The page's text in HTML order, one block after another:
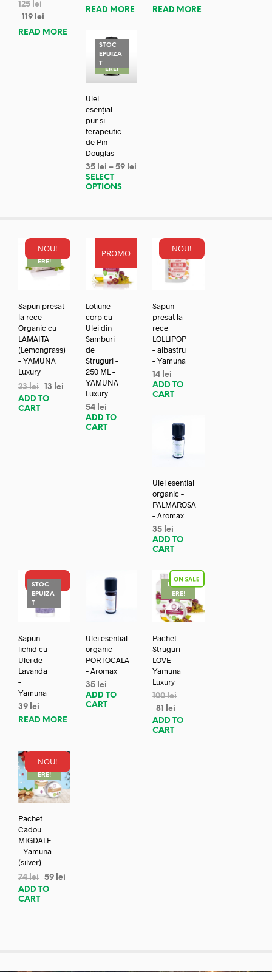
125lei
119 lei
READ MORE
READ MORE
READ MORE
STOC
EPUIZA
TREDUC
ERE!
Ulei
esențial
pur și
terapeutic
de Pin
Douglas
35 lei – 59 lei
SELECT
OPTIONS
NOU!
REDUC
ERE!
Sapun presat
la rece
Organic cu
LAMAITA
(Lemongrass)
– YAMUNA
Luxury
23lei 13
lei
ADD TO
CART
PROMO
Lotiune
corp cu
Ulei din
Samburi
de
Struguri –
250 ML –
YAMUNA
Luxury
54 lei
ADD TO
CART
NOU!
Sapun
presat la
rece
LOLLIPOP
– albastru
– Yamuna
14 lei
ADD TO
CART
Ulei esential
organic –
PALMAROSA
– Aromax
35 lei
ADD TO
CART
NOU!
STOC
EPUIZA
T
Sapun
lichid cu
Ulei de
Lavanda
–
Yamuna
39 lei
READ MORE
Ulei esential
organic
PORTOCALA
– Aromax
35 lei
ADD TO
CART
REDUC
ERE!
Pachet
Struguri
LOVE –
Yamuna
Luxury
100lei
81
lei
ADD TO
CART
NOU!
REDUC
ERE!
Pachet
Cadou
MIGDALE
– Yamuna
(silver)
74lei 59 lei
ADD TO
CART